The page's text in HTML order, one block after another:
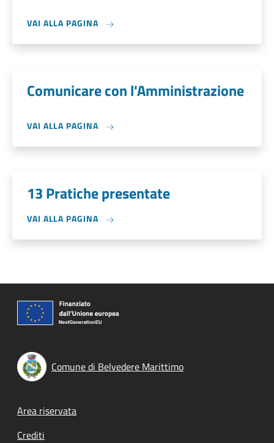
VAI ALLA PAGINA
Comunicare con l'Amministrazione
VAI ALLA PAGINA
13 Pratiche presentate
VAI ALLA PAGINA
Comune di Belvedere Marittimo
Footer menu
Area riservata
Crediti